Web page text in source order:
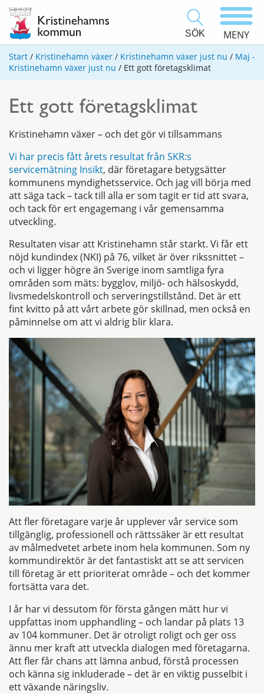
SÖK MENY
Start / Kristinehamn växer / Kristinehamn växer just nu / Maj -
Kristinehamn växer just nu / Ett gott företagsklimat
Ett gott företagsklimat
Kristinehamn växer – och det gör vi tillsammans
Vi har precis fått årets resultat från SKR:s
servicemätning Insikt, där företagare betygsätter
kommunens myndighetsservice. Och jag vill börja med
att säga tack – tack till alla er som tagit er tid att svara,
och tack för ert engagemang i vår gemensamma
utveckling.
Resultaten visar att Kristinehamn står starkt. Vi får ett
nöjd kundindex (NKI) på 76, vilket är över rikssnittet –
och vi ligger högre än Sverige inom samtliga fyra
områden som mäts: bygglov, miljö- och hälsoskydd,
livsmedelskontroll och serveringstillstånd. Det är ett
fint kvitto på att vårt arbete gör skillnad, men också en
påminnelse om att vi aldrig blir klara.
Att fler företagare varje år upplever vår service som
tillgänglig, professionell och rättssäker är ett resultat
av målmedvetet arbete inom hela kommunen. Som ny
kommundirektör är det fantastiskt att se att servicen
till företag är ett prioriterat område – och det kommer
fortsätta vara det.
I år har vi dessutom för första gången mätt hur vi
uppfattas inom upphandling – och landar på plats 13
av 104 kommuner. Det är otroligt roligt och ger oss
ännu mer kraft att utveckla dialogen med företagarna.
Att fler får chans att lämna anbud, förstå processen
och känna sig inkluderade – det är en viktig pusselbit i
ett växande näringsliv.